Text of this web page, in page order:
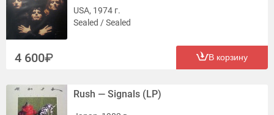
USA, 1974 г.
Sealed / Sealed
4 600 В корзину
Rush — Signals (LP)